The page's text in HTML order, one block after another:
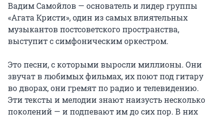
Вадим Самойлов — основатель и лидер группы
«Агата Кристи», один из самых влиятельных
музыкантов постсоветского пространства,
выступит с симфоническим оркестром.
Это песни, с которыми выросли миллионы. Они
звучат в любимых фильмах, их поют под гитару
во дворах, они гремят по радио и телевидению.
Эти тексты и мелодии знают наизусть несколько
поколений — и подпевают им до сих пор. В них